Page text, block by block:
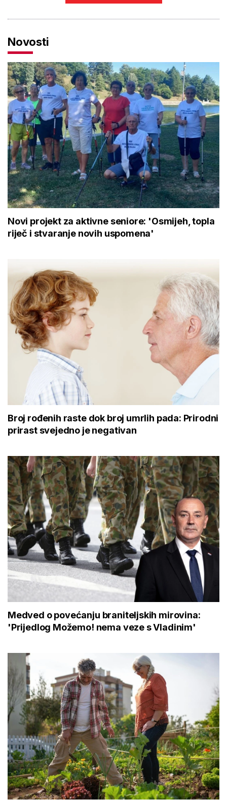
Novosti
Novi projekt za aktivne seniore: 'Osmijeh, topla
riječ i stvaranje novih uspomena'
Broj rođenih raste dok broj umrlih pada: Prirodni
prirast svejedno je negativan
Medved o povećanju braniteljskih mirovina:
'Prijedlog Možemo! nema veze s Vladinim'